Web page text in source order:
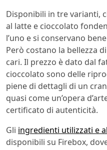
Disponibili in tre varianti,
al latte e cioccolato
l’uno e si conservano
Però costano la bellezza
cari. Il prezzo è dato dal
cioccolato sono delle
piene di dettagli di un
quasi come un’opera
certificato di autenticità.
Gli ingredienti utilizzati e
disponibili su Firebox,